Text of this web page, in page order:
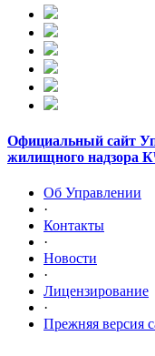
Официальный сайт
жилищного надзора
Об Управлении
·
Контакты
·
Новости
·
Лицензирование
·
Прежняя версия